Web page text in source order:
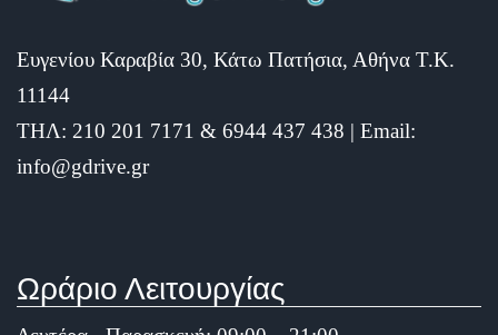
Ευγενίου Καραβία 30, Κάτω Πατήσια, Αθήνα Τ.Κ.
11144
ΤΗΛ: 210 201 7171 & 6944 437 438 | Email:
info@gdrive.gr
Ωράριο Λειτουργίας